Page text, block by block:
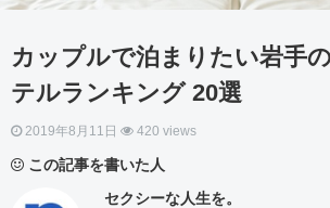
カップルで泊まりたい岩手
テルランキング 20選
2019年8月11日 420 views
この記事を書いた人
セクシーな人生を。